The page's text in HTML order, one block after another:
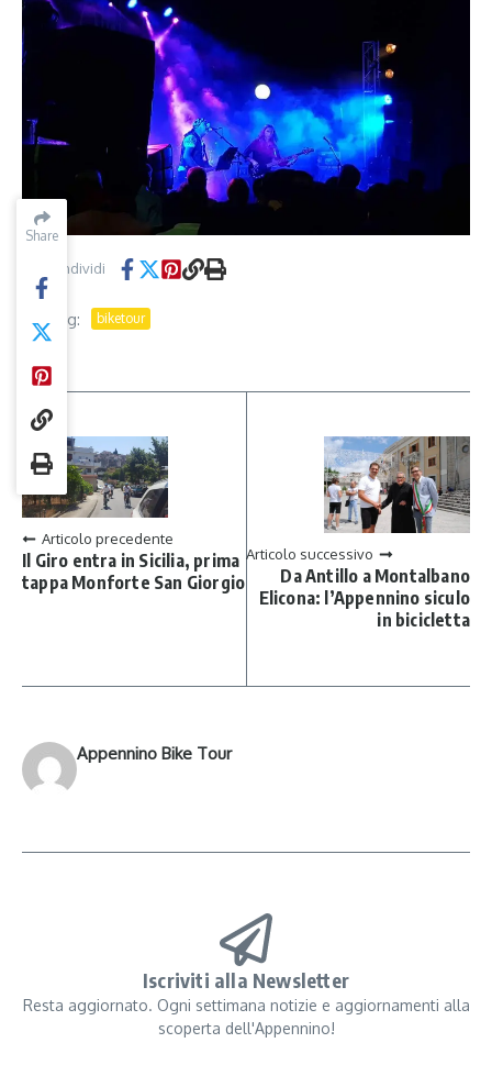
Share
Condividi
Tag: biketour
Articolo precedente
Il Giro entra in Sicilia, prima
tappa Monforte San Giorgio
Articolo successivo
Da Antillo a Montalbano
Elicona: l’Appennino siculo
in bicicletta
Appennino Bike Tour
Iscriviti alla Newsletter
Resta aggiornato. Ogni settimana notizie e aggiornamenti alla
scoperta dell'Appennino!
Share